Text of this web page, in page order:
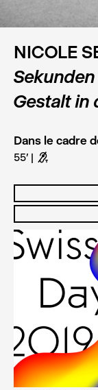
NICOLE
Gestalt in
Dans le cadre
55' G